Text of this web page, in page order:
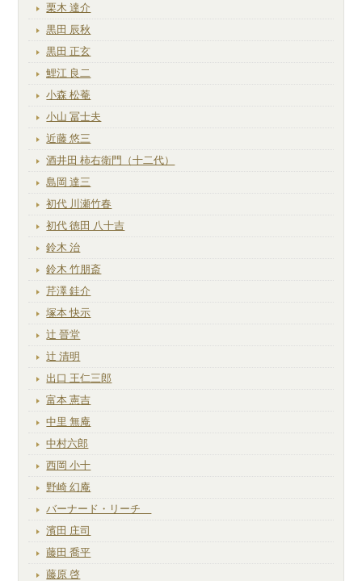
栗木 達介
黒田 辰秋
黒田 正玄
鯉江 良二
小森 松菴
小山 冨士夫
近藤 悠三
酒井田 柿右衛門（十二代）
島岡 達三
初代 川瀬竹春
初代 徳田 八十吉
鈴木 治
鈴木 竹朋斎
芹澤 銈介
塚本 快示
辻 晉堂
辻 清明
出口 王仁三郎
富本 憲吉
中里 無庵
中村六郎
西岡 小十
野崎 幻庵
バーナード・リーチ
濱田 庄司
藤田 喬平
藤原 啓